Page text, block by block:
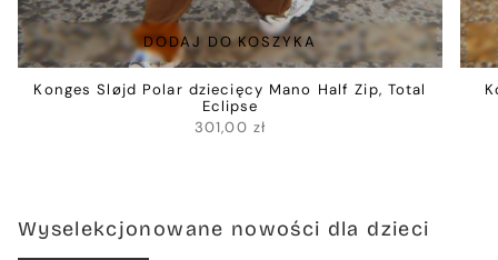
DODAJ DO KOSZYKA
Konges Sløjd Polar dziecięcy Mano Half Zip, Total
Eclipse
301,00 zł
Wyselekcjonowane nowości dla dzieci